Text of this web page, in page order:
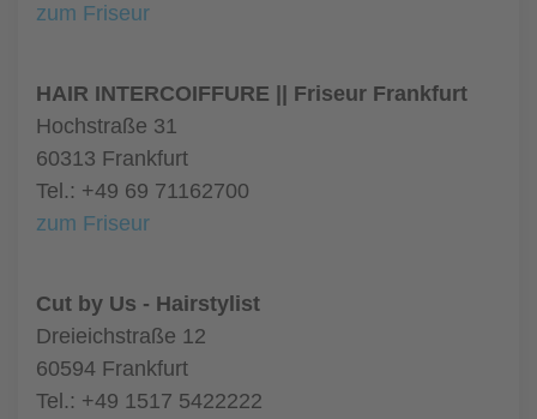
zum Friseur
HAIR INTERCOIFFURE || Friseur Frankfurt
Hochstraße 31
60313 Frankfurt
Tel.: +49 69 71162700
zum Friseur
Cut by Us - Hairstylist
Dreieichstraße 12
60594 Frankfurt
Tel.: +49 1517 5422222